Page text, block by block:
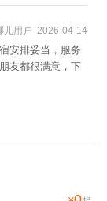
儿用户 2026-04-14
安排妥当，服务
友都很满意，下